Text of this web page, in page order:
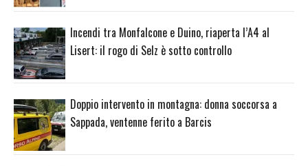
Incendi tra Monfalcone e Duino, riaperta l’A4 al
Lisert: il rogo di Selz è sotto controllo
Doppio intervento in montagna: donna soccorsa a
Sappada, ventenne ferito a Barcis